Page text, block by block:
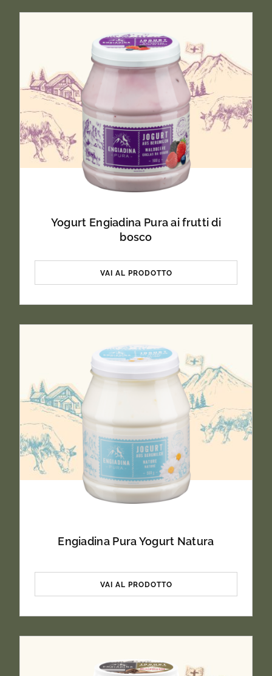
Yogurt Engiadina Pura ai frutti di
bosco
VAI AL PRODOTTO
Engiadina Pura Yogurt Natura
VAI AL PRODOTTO